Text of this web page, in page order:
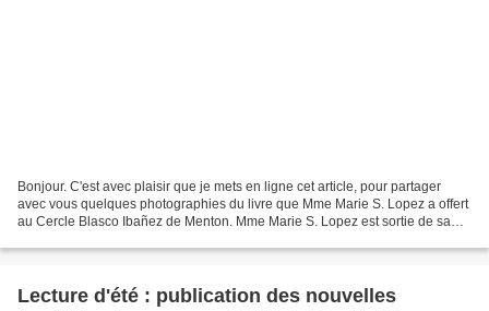
Bonjour. C'est avec plaisir que je mets en ligne cet article, pour partager
avec vous quelques photographies du livre que Mme Marie S. Lopez a offert
au Cercle Blasco Ibañez de Menton. Mme Marie S. Lopez est sortie de sa
Lecture d'été : publication des nouvelles